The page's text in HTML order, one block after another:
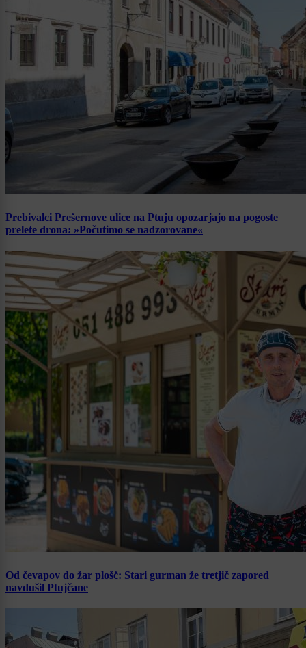
Prebivalci Prešernove ulice na Ptuju opozarjajo na pogoste
prelete drona: »Počutimo se nadzorovane«
Od čevapov do žar plošč: Stari gurman že tretjič zapored
navdušil Ptujčane